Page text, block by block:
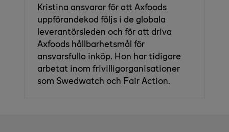
Kristina ansvarar för att Axfoods
uppförandekod följs i de globala
leverantörsleden och för att driva
Axfoods hållbarhetsmål för
ansvarsfulla inköp. Hon har tidigare
arbetat inom frivilligorganisationer
som Swedwatch och Fair Action.